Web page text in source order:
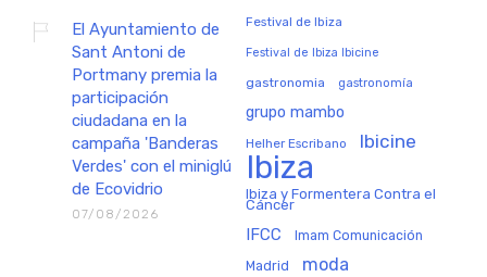
El Ayuntamiento de
Sant Antoni de
Portmany premia la
participación
ciudadana en la
campaña 'Banderas
Verdes' con el miniglú
de Ecovidrio
07/08/2026
Festival de Ibiza
Festival de Ibiza Ibicine
gastronomia gastronomía
grupo mambo
Helher Escribano Ibicine
Ibiza
Ibiza y Formentera Contra el
Cáncer
IFCC Imam Comunicación
Madrid moda